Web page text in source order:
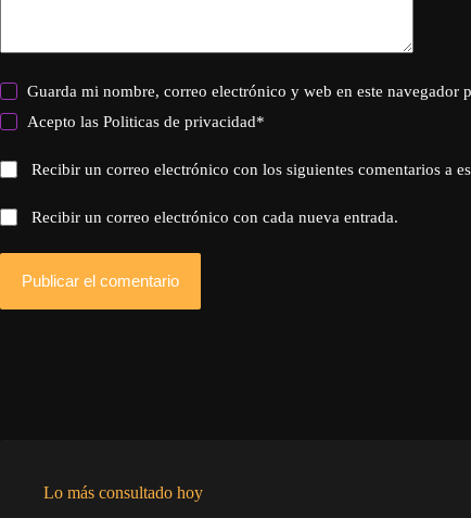
Guarda mi nombre, correo electrónico y web en este navegador
Acepto lasPoliticas de privacidad*
Recibir un correo electrónico con los siguientes comentarios a
Recibir un correo electrónico con cada nueva entrada.
Publicar el comentario
Lo más consultado hoy